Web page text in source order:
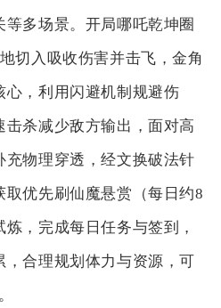
多场景。开局哪吒乾坤圈
切入吸收伤害并击飞，金角
心，利用闪避机制规避伤
杀减少敌方输出，面对高
物理穿透，经文换破法针
优先刷仙魔悬赏（每日约8
，完成每日任务与签到，
合理规划体力与资源，可